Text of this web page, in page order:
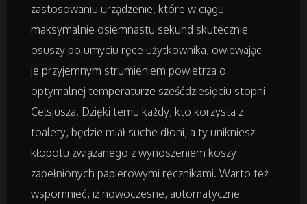
Handel Online
Biżuteria
Dla Dzieci
Meble
Wyposażenie Wnętrz
zastosowaniu urządzenie, które w ciągu
maksymalnie osiemnastu sekund skutecznie
osuszy po umyciu ręce użytkownika, owiewając
je przyjemnym strumieniem powietrza o
optymalnej temperaturze sześćdziesięciu stopni
Celsjusza. Dzięki temu każdy, kto korzysta z
toalety, będzie miał suche dłoni, a ty unikniesz
kłopotu związanego z wynoszeniem koszy
zapełnionych papierowymi ręcznikami. Warto też
wspomnieć, iż nowoczesne, automatyczne